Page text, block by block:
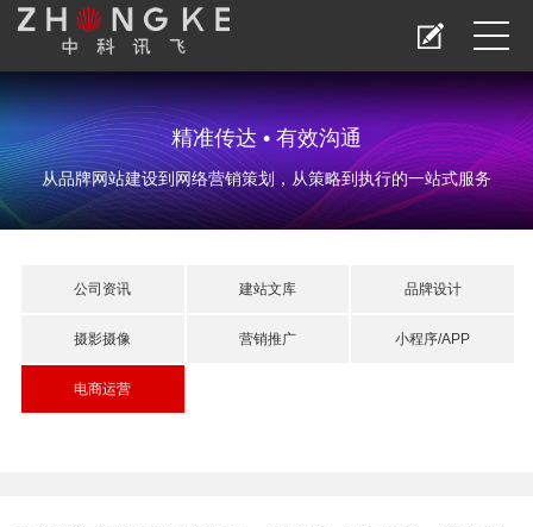
精准传达 • 有效沟通
从品牌网站建设到网络营销策划，从策略到执行的一站式服务
公司资讯 建站文库 品牌设计
摄影摄像 营销推广 小程序/APP
电商运营